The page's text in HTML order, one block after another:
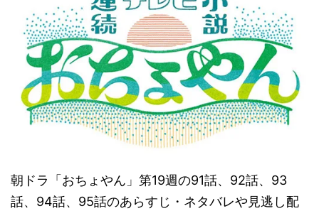
朝ドラ「おちょやん」第19週の91話、92話、93
話、94話、95話のあらすじ・ネタバレや見逃し配